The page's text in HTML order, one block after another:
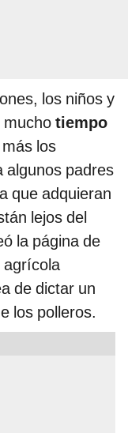
los niños y
mucho tiempo
los
algunos padres
que adquieran
lejos del
la página de
agrícola
de dictar un
los polleros.